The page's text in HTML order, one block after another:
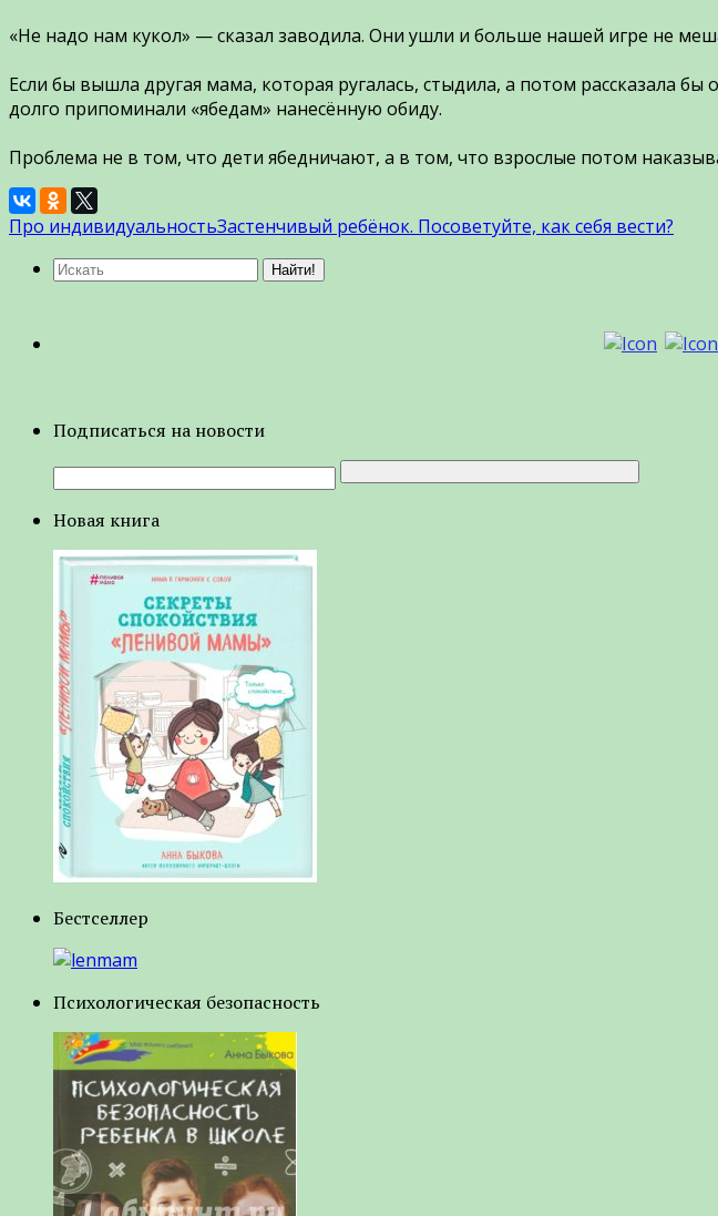
«Не надо нам кукол» — сказал заводила. Они ушли и больше нашей игре не
Если бы вышла другая мама, которая ругалась, стыдила, а потом рассказала
долго припоминали «ябедам» нанесëнную обиду.
Проблема не в том, что дети ябедничают, а в том, что взрослые потом
Про индивидуальностьЗастенчивый ребёнок. Посоветуйте, как себя вести?
Подписаться на новости
Новая книга
Бестселлер
Психологическая безопасность